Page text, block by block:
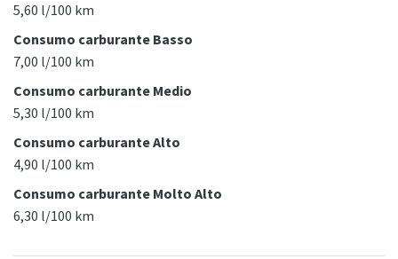
5,60 l/100 km
Consumo carburante Basso
7,00 l/100 km
Consumo carburante Medio
5,30 l/100 km
Consumo carburante Alto
4,90 l/100 km
Consumo carburante Molto Alto
6,30 l/100 km